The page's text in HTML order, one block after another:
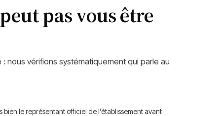
pas vous être
nous vérifions systématiquement qui parle au
bien le représentant officiel de l'établissement avant